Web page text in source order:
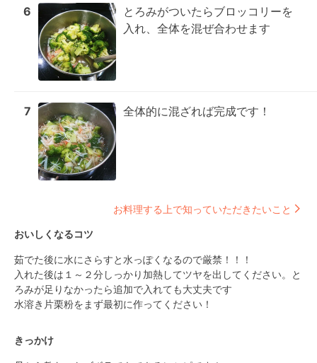
6
とろみがついたらブロッコリーを
入れ、全体を混ぜ合わせます
7 全体的に混ざれば完成です！
お料理する上で知っていただきたいこと
おいしくなるコツ
茹でた後に水にさらすと水っぽくなるので厳禁！！！
入れた後は１～２分しっかり加熱してツヤを出してください。と
ろみが足りなかったら追加で入れても大丈夫です
水溶き片栗粉をまず最初に作ってください！
きっかけ